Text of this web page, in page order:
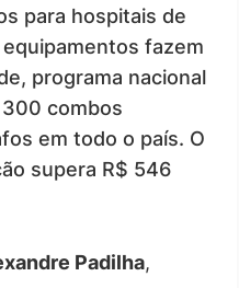
para hospitais de
fazem
programa nacional
combos
em todo o país. O
supera R$ 546
Padilha,